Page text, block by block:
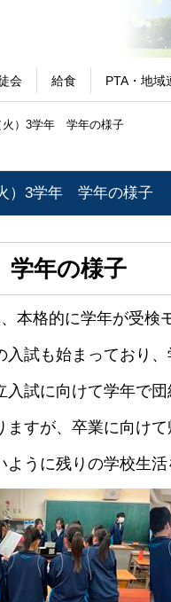
会 給食 PTA・地域
火）3学年 学年の様子
）3学年 学年の様子
年の様子
本格的に学年が受検
入試も始まっており
入試に向けて学年で
ますが、卒業に向け
ように残りの学校生活